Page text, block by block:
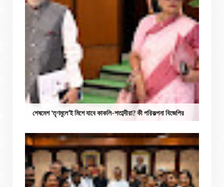
শেষমেশ ‘তৃণমূলে’ই মিশে যাবে কাকলি-শতাব্দীরা? কী পরিকল্পনা বিজেপির